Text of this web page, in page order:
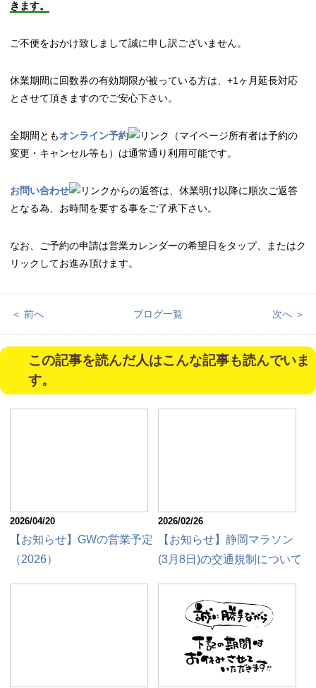
きます。
ご不便をおかけ致しまして誠に申し訳ございません。
休業期間に回数券の有効期限が被っている方は、+1ヶ月延長対応
とさせて頂きますのでご安心下さい。
全期間ともオンライン予約
（マイページ所有者は予約の
変更・キャンセル等も）は通常通り利用可能です。
お問い合わせ
からの返答は、休業明け以降に順次ご返答
となる為、お時間を要する事をご了承下さい。
なお、ご予約の申請は営業カレンダーの希望日をタップ、またはク
リックしてお進み頂けます。
＜ 前へ ブログ一覧 次へ ＞
この記事を読んだ人はこんな記事も読んでいま
す。
2026/04/20
【お知らせ】GWの営業予定
（2026）
2026/02/26
【お知らせ】静岡マラソン
(3月8日)の交通規制について